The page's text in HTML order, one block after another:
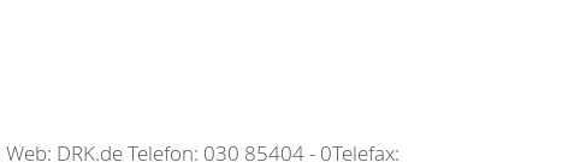
DRK.de Telefon: 030 85404 - 0Telefax: